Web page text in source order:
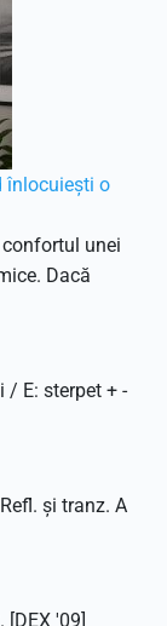
înlocuiești o
unei
Dacă
/ E: sterpet + -
și tranz. A
[DEX '09]